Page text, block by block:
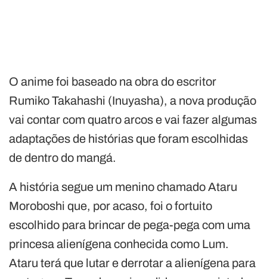
O anime foi baseado na obra do escritor
Rumiko Takahashi (Inuyasha), a nova produção
vai contar com quatro arcos e vai fazer algumas
adaptações de histórias que foram escolhidas
de dentro do mangá.
A história segue um menino chamado Ataru
Moroboshi que, por acaso, foi o fortuito
escolhido para brincar de pega-pega com uma
princesa alienígena conhecida como Lum.
Ataru terá que lutar e derrotar a alienígena para